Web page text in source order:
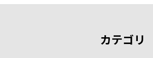
カテゴリ